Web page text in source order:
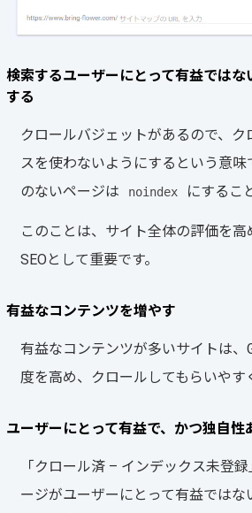
検索するユーザーにとって有益では
する
クロールバジェットがあるので、ク
スを使わないようにするという意
のないページは
noindex にするこ
このことは、サイト全体の評価を高
SEOとして重要です。
有益なコンテンツを増やす
有益なコンテンツが多いサイトは、
度を高め、クロールしてもらいやす
ユーザーにとって有益で、かつ独自性
「クロール済 – インデックス未登
ージがユーザーにとって有益ではな